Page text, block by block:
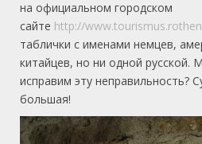
на официальном городском
сайте http://
таблички с именами немцев,
китайцев, но ни одной русской.
исправим эту неправильность?
большая!